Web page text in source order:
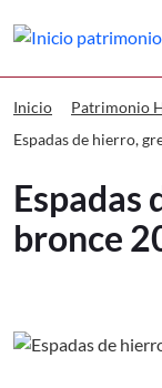
Patrimonio
Inicio Patrimonio
Espadas de hierro,
Espadas
bronce